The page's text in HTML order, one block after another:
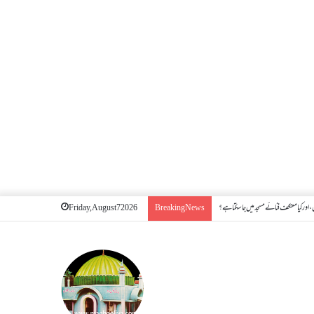
Friday, August 7 2026 Breaking News کیا معتکف فنائے مسجد میں جا سکتا ہے؟